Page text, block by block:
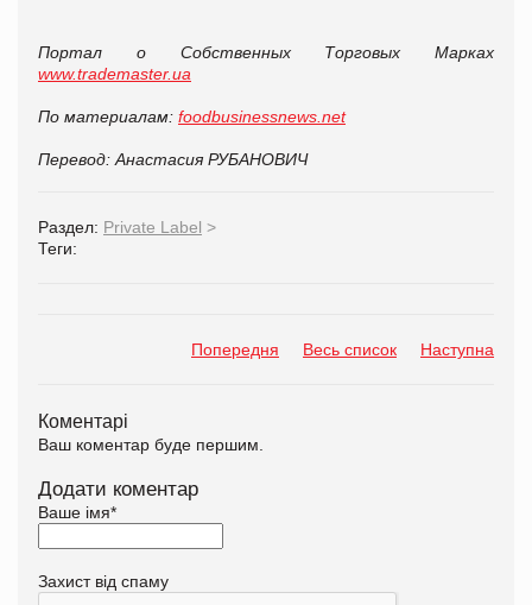
Портал о Собственных Торговых Марках
www.trademaster.ua
По материалам: foodbusinessnews.net
Перевод: Анастасия РУБАНОВИЧ
Раздел: Private Label >
Теги:
Попередня Весь список Наступна
Коментарі
Ваш коментар буде першим.
Додати коментар
Ваше імя*
Захист від спаму